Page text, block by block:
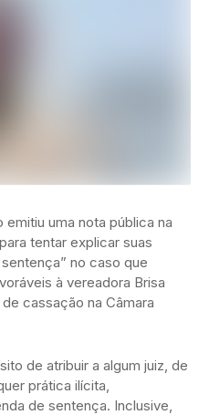
uma nota pública na
tentar explicar suas
no caso que
à vereadora Brisa
cassação na Câmara
de atribuir a algum juiz, de
prática ilícita,
de sentença. Inclusive,